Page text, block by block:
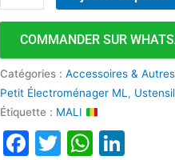
COMMANDER SUR
Catégories :Accessoires &
Petit Électroménager ML,
Étiquette : MALI
Facebook
Twitter